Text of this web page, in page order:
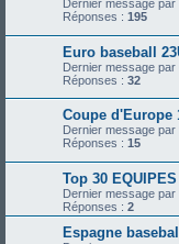
Dernier message par
Réponses : 195
Euro baseball
Dernier message par
Réponses : 32
Coupe d'Europe
Dernier message par
Réponses : 15
Top 30 EQUIPES
Dernier message par
Réponses : 2
Espagne baseball